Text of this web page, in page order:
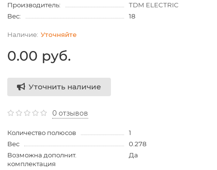
Производитель:
TDM ELECTRIC
Вес:
18
Уточняйте
0.00 руб.
Уточнить наличие
0 отзывов
Количество полюсов
1
Вес
0.278
Возможна дополнит.
комплектация
Да